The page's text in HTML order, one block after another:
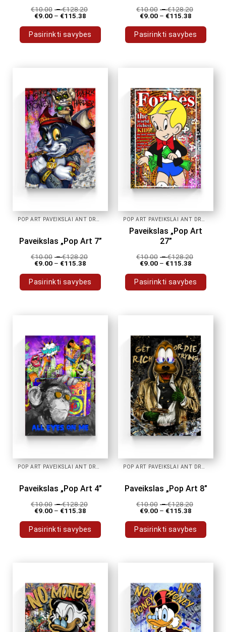
€10.00 –€128.20
€9.00 – €115.38
Pasirinkti savybes
variants.
The
options
may
be
chosen
on
the
product
page
€10.00 –€128.20
€9.00 – €115.38
Pasirinkti savybes
variants.
The
options
may
be
chosen
on
the
product
page
Paveikslas „Pop Art 7”
€10.00 –€128.20
€9.00 – €115.38
Pasirinkti savybes
variants.
The
options
may
be
chosen
on
the
product
page
Paveikslas „Pop Art
27”
€10.00 –€128.20
€9.00 – €115.38
Pasirinkti savybes
variants.
The
options
may
be
chosen
on
the
product
page
Paveikslas „Pop Art 4”
€10.00 –€128.20
€9.00 – €115.38
Pasirinkti savybes
variants.
The
options
may
be
Paveikslas „Pop Art 8”
€10.00 –€128.20
€9.00 – €115.38
Pasirinkti savybes
variants.
The
options
may
be